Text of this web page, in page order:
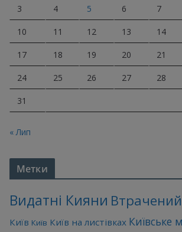
3 4 5 6 7
10 11 12 13 14
17 18 19 20 21
24 25 26 27 28
31
« Лип
Метки
Видатні Кияни
Київ Київ Київ на листівках Київське